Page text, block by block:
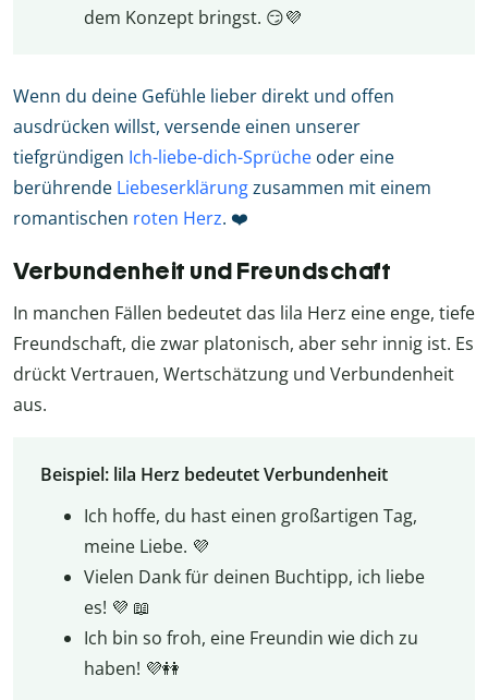
dem Konzept bringst. 😏💜
Wenn du deine Gefühle lieber direkt und offen
ausdrücken willst, versende einen unserer
tiefgründigen Ich-liebe-dich-Sprüche oder eine
berührende Liebeserklärungzusammen mit einem
romantischen roten Herz. ❤️
Verbundenheit und Freundschaft
In manchen Fällen bedeutet das lila Herz eine enge, tiefe
Freundschaft, die zwar platonisch, aber sehr innig ist. Es
drückt Vertrauen, Wertschätzung und Verbundenheit
aus.
Beispiel: lila Herz bedeutet Verbundenheit
Ich hoffe, du hast einen großartigen Tag,
meine Liebe. 💜
Vielen Dank für deinen Buchtipp, ich liebe
es! 💜 📖
Ich bin so froh, eine Freundin wie dich zu
haben! 💜👭